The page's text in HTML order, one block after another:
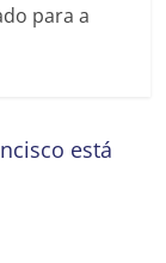
para a
está